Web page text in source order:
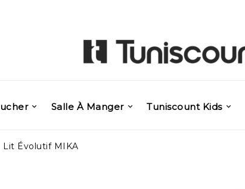
Salle À Manger Tuniscount Kids
Lit Évolutif MIKA